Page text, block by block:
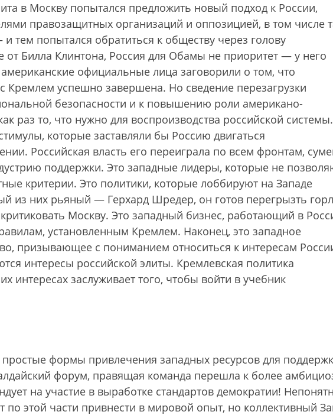
в Москву попытался предложить новый подход к России,
правозащитных организаций и оппозицией, в том числе
тем попытался обратиться к обществу через голову
от Билла Клинтона, Россия для Обамы не приоритет — у него
официальные лица заговорили о том, что
Кремлем успешно завершена. Но сведение перезагрузки
безопасности и к повышению роли американо-
раз то, что нужно для воспроизводства российской системы.
которые заставляли бы Россию двигаться
Российская власть его переиграла по всем фронтам,
поддержки. Это западные лидеры, которые не
критерии. Это политики, которые лоббируют на Западе
из них рьяный — Герхард Шредер, он готов перегрызть
Москву. Это западный бизнес, работающий в
установленным Кремлем. Наконец, это западное
призывающее с пониманием относиться к интересам
интересы российской элиты. Кремлевская политика
интересах заслуживает того, чтобы войти в учебник
формы привлечения западных ресурсов для
форум, правящая команда перешла к более
на участие в выработке стандартов демократии!
по этой части привнести в мировой опыт, но коллективный